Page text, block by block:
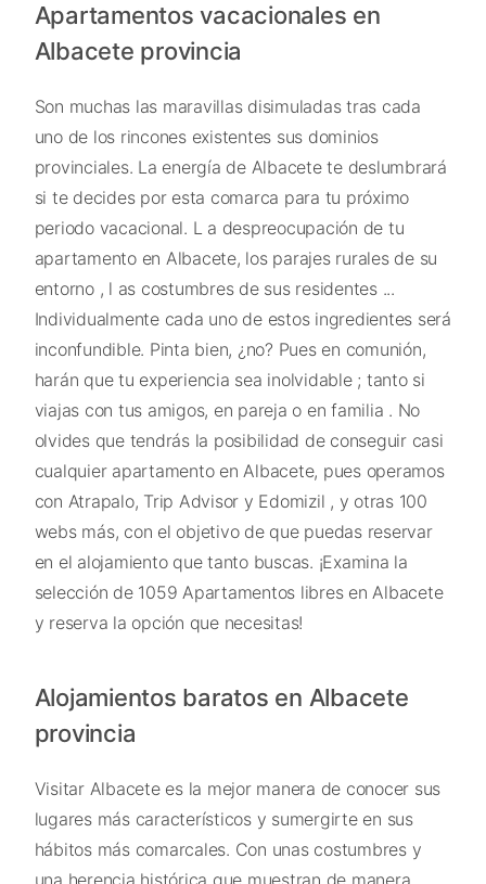
Apartamentos vacacionales en
Albacete provincia
Son muchas las maravillas disimuladas tras cada
uno de los rincones existentes sus dominios
provinciales. La energía de Albacete te deslumbrará
si te decides por esta comarca para tu próximo
periodo vacacional. L a despreocupación de tu
apartamento en Albacete, los parajes rurales de su
entorno , l as costumbres de sus residentes ...
Individualmente cada uno de estos ingredientes será
inconfundible. Pinta bien, ¿no? Pues en comunión,
harán que tu experiencia sea inolvidable ; tanto si
viajas con tus amigos, en pareja o en familia . No
olvides que tendrás la posibilidad de conseguir casi
cualquier apartamento en Albacete, pues operamos
con Atrapalo, Trip Advisor y Edomizil , y otras 100
webs más, con el objetivo de que puedas reservar
en el alojamiento que tanto buscas. ¡Examina la
selección de 1059 Apartamentos libres en Albacete
y reserva la opción que necesitas!
Alojamientos baratos en Albacete
provincia
Visitar Albacete es la mejor manera de conocer sus
lugares más característicos y sumergirte en sus
hábitos más comarcales. Con unas costumbres y